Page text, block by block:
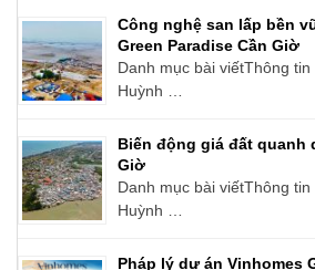
Công nghệ san lấp bền
Green Paradise Cần Giờ
Danh mục bài viếtThông
Huỳnh …
Biến động giá đất quanh
Giờ
Danh mục bài viếtThông
Huỳnh …
Pháp lý dự án Vinhomes